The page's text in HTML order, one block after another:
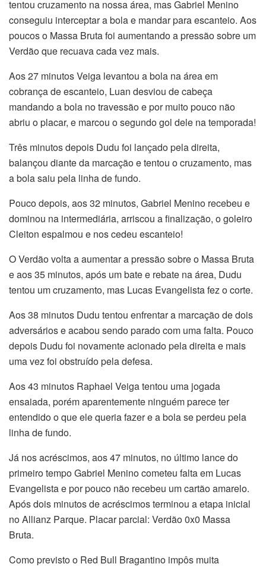
tentou cruzamento na nossa área, mas Gabriel Menino
conseguiu interceptar a bola e mandar para escanteio. Aos
poucos o Massa Bruta foi aumentando a pressão sobre um
Verdão que recuava cada vez mais.
Aos 27 minutos Veiga levantou a bola na área em
cobrança de escanteio, Luan desviou de cabeça
mandando a bola no travessão e por muito pouco não
abriu o placar, e marcou o segundo gol dele na temporada!
Três minutos depois Dudu foi lançado pela direita,
balançou diante da marcação e tentou o cruzamento, mas
a bola saiu pela linha de fundo.
Pouco depois, aos 32 minutos, Gabriel Menino recebeu e
dominou na intermediária, arriscou a finalização, o goleiro
Cleiton espalmou e nos cedeu escanteio!
O Verdão volta a aumentar a pressão sobre o Massa Bruta
e aos 35 minutos, após um bate e rebate na área, Dudu
tentou um cruzamento, mas Lucas Evangelista fez o corte.
Aos 38 minutos Dudu tentou enfrentar a marcação de dois
adversários e acabou sendo parado com uma falta. Pouco
depois Dudu foi novamente acionado pela direita e mais
uma vez foi obstruído pela defesa.
Aos 43 minutos Raphael Veiga tentou uma jogada
ensaiada, porém aparentemente ninguém parece ter
entendido o que ele queria fazer e a bola se perdeu pela
linha de fundo.
Já nos acréscimos, aos 47 minutos, no último lance do
primeiro tempo Gabriel Menino cometeu falta em Lucas
Evangelista e por pouco não recebeu um cartão amarelo.
Após dois minutos de acréscimos terminou a etapa inicial
no Allianz Parque. Placar parcial: Verdão 0x0 Massa
Bruta.
Como previsto o Red Bull Bragantino impôs muita